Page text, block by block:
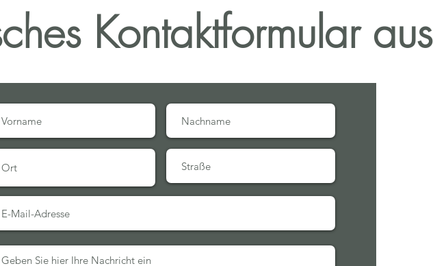
bin ein Textabschnitt. Klicken Sie hier, um Ihren eigenen
Text hinzuzufügen und mich zu bearbeiten.
Kontaktformular aus